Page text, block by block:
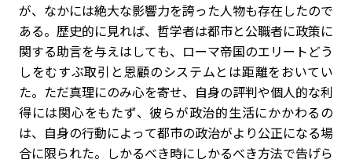
が、なかには絶大な影響力を誇った人物も存在したので
ある。歴史的に見れば、哲学者は都市と公職者に政策に
関する助言を与えはしても、ローマ帝国のエリートどう
しをむすぶ取引と恩顧のシステムとは距離をおいてい
た。ただ真理にのみ心を寄せ、自身の評判や個人的な利
得には関心をもたず、彼らが政治的生活にかかわるの
は、自身の行動によって都市の政治がより公正になる場
合に限られた。しかるべき時にしかるべき方法で告げら